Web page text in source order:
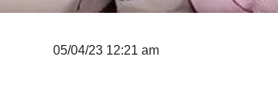
05/04/23 12:21 am